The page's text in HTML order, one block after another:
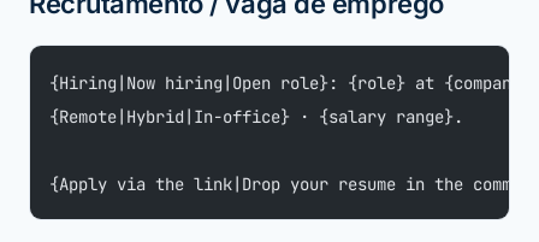
{Hiring|Now hiring|Open role}: {role} at {company}.
{Remote|Hybrid|In-office} · {salary range}.
{Apply via the link|Drop your resume in the